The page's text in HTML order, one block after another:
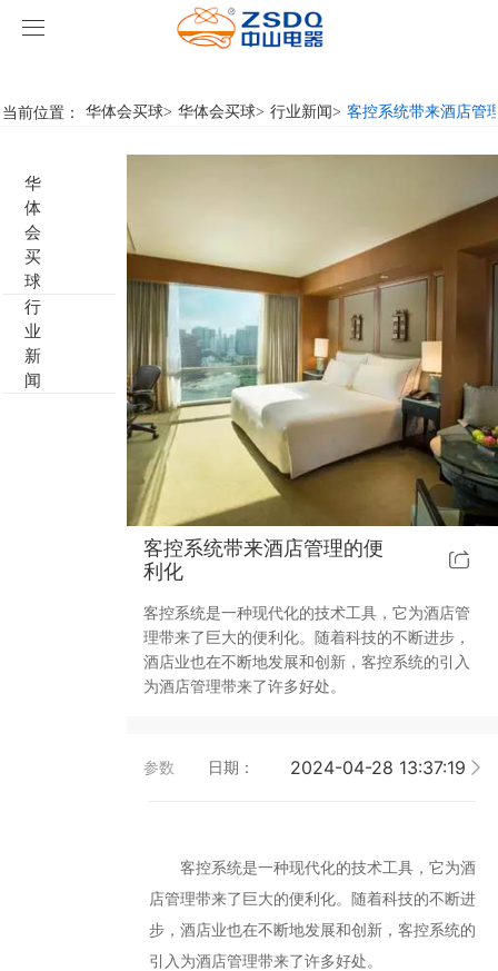
华体会买球
名典系列智能开关
雅典系列智能开关
轻典系列智能开关
怡典系列智能开关
智典系列智能开关
靓典系列智能开关
君典系列智能开关
华体会买球-华体会买球(中国) 智能开关
摇杆系列智能开关
精雕系列智能开关
客房门显系列
标准86门显
标准带房号门显
非标定制门显
客控系统方案1
客控系统方案2
客控系统方案3
客控系统方案4
智能家居系列
电动窗帘
无线开关插座
特色产品
壁龛式插卡取电
华体会买球
华体会买球-华体会买球(中国)
当前位置： 华体会买球> 华体会买球> 行业新闻> 客控系统带来酒店管
华
体
会
买
球
行
业
新
闻
客控系统带来酒店管理的便
利化
客控系统是一种现代化的技术工具，它为酒店管
理带来了巨大的便利化。随着科技的不断进步，
酒店业也在不断地发展和创新，客控系统的引入
为酒店管理带来了许多好处。
参数 日期： 2024-04-28 13:37:19
客控系统是一种现代化的技术工具，它为酒
店管理带来了巨大的便利化。随着科技的不断进
步，酒店业也在不断地发展和创新，客控系统的
引入为酒店管理带来了许多好处。